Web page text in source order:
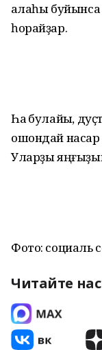
ҡалаһы
һорайҙар.
Һаҡ булайыҡ,
ошондай насар
Уларҙы
Фото: социаль
Читайте нас